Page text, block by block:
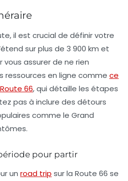
il est crucial de définir votre
sur plus de 3 900 km et
vous assurer de ne rien
ressources en ligne comme ce
66, qui détaille les étapes
pas à inclure des détours
comme le Grand
pour partir
un road trip sur la Route 66 se